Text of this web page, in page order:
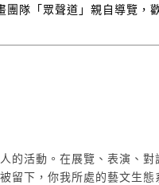
隊「眾聲道」親自導覽，
的活動。在展覽、表演、
留下，你我所處的藝文生態